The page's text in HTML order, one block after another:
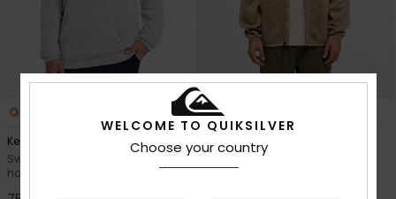
Keller
Sweatshirt com capuz Cinzento
homem
2
Keller Outdoor
Velo com fecho de correr
completo Castanho Homem
WELCOME TO QUIKSILVER
Choose your country